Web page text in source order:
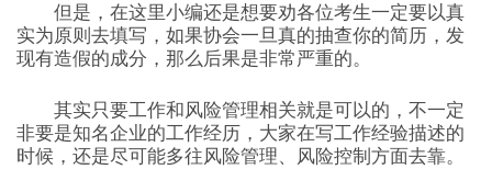
但是，在这里小编还是想要劝各位考生一定要以真
实为原则去填写，如果协会一旦真的抽查你的简历，发
现有造假的成分，那么后果是非常严重的。
其实只要工作和风险管理相关就是可以的，不一定
非要是知名企业的工作经历，大家在写工作经验描述的
时候，还是尽可能多往风险管理、风险控制方面去靠。